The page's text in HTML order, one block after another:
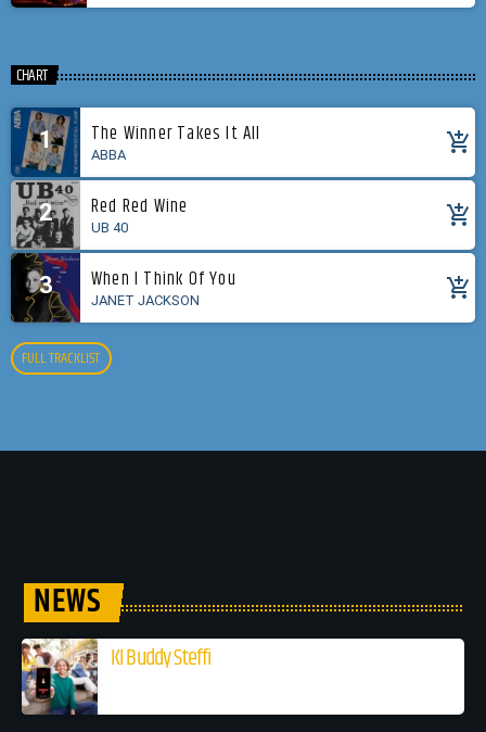
CHART
1 The Winner Takes It All
ABBA add_shopping_cart
2 Red Red Wine
UB 40 add_shopping_cart
3 When I Think Of You
JANET JACKSON add_shopping_cart
FULL TRACKLIST
NEWS
KI Buddy Steffi